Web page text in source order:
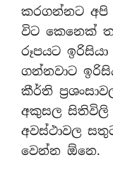
කරගන්නට අපි
විට කෙනෙක්
රූපයට
ගන්නවාට
කීර්ති
අකුසල සිතිවිලි
අවස්ථාවල
වෙන්න ඕනෙ.